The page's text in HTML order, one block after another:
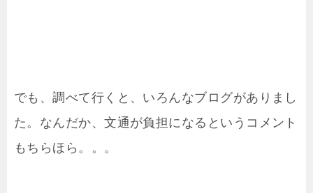
でも、調べて行くと、いろんなブログがありまし
た。なんだか、文通が負担になるというコメント
もちらほら。。。